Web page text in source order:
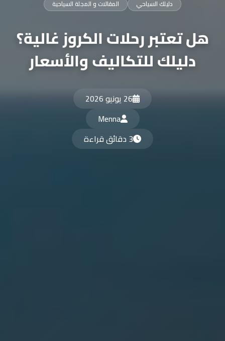
دليلك السياحي المقالات و المجلة السياحية
هل تعتبر رحلات الكروز غالية؟
دليلك للتكاليف والأسعار
26 يونيو 2026
Menna